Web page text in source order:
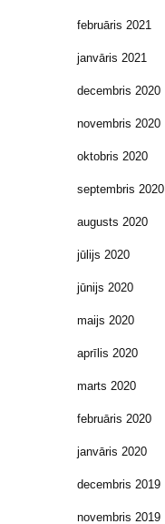
februāris 2021
janvāris 2021
decembris 2020
novembris 2020
oktobris 2020
septembris 2020
augusts 2020
jūlijs 2020
jūnijs 2020
maijs 2020
aprīlis 2020
marts 2020
februāris 2020
janvāris 2020
decembris 2019
novembris 2019